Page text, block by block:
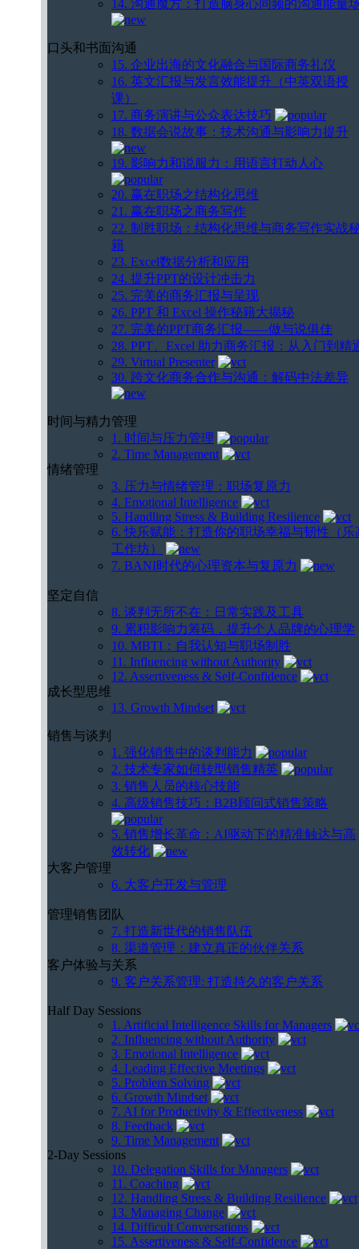
14. 沟通魔方：打造脑身心同频的沟通能量
口头和书面沟通
15. 企业出海的文化融合与国际商务礼仪
16. 英文汇报与发言效能提升（中英双语授
课）
17. 商务演讲与公众表达技巧
18. 数据会说故事：技术沟通与影响力提升
19. 影响力和说服力：用语言打动人心
20. 赢在职场之结构化思维
21. 赢在职场之商务写作
22. 制胜职场：结构化思维与商务写作实战
籍
23. Excel数据分析和应用
24. 提升PPT的设计冲击力
25. 完美的商务汇报与呈现
26. PPT 和 Excel 操作秘籍大揭秘
27. 完美的PPT商务汇报——做与说俱佳
28. PPT、Excel 助力商务汇报：从入门到精
29. Virtual Presenter
30. 跨文化商务合作与沟通：解码中法差异
时间与精力管理
1. 时间与压力管理
2. Time Management
情绪管理
3. 压力与情绪管理：职场复原力
4. Emotional Intelligence
5. Handling Stress & Building Resilience
6. 快乐赋能：打造你的职场幸福与韧性（乐
工作坊）
7. BANI时代的心理资本与复原力
坚定自信
8. 谈判无所不在：日常实践及工具
9. 累积影响力筹码，提升个人品牌的心理学
10. MBTI：自我认知与职场制胜
11. Influencing without Authority
12. Assertiveness & Self-Confidence
成长型思维
13. Growth Mindset
销售与谈判
1. 强化销售中的谈判能力
2. 技术专家如何转型销售精英
3. 销售人员的核心技能
4. 高级销售技巧：B2B顾问式销售策略
5. 销售增长革命：AI驱动下的精准触达与高
效转化
大客户管理
6. 大客户开发与管理
管理销售团队
7. 打造新世代的销售队伍
8. 渠道管理：建立真正的伙伴关系
客户体验与关系
9. 客户关系管理: 打造持久的客户关系
Half Day Sessions
1. Artificial Intelligence Skills for Managers
2. Influencing without Authority
3. Emotional Intelligence
4. Leading Effective Meetings
5. Problem Solving
6. Growth Mindset
7. AI for Productivity & Effectiveness
8. Feedback
9. Time Management
2-Day Sessions
10. Delegation Skills for Managers
11. Coaching
12. Handling Stress & Building Resilience
13. Managing Change
14. Difficult Conversations
15. Assertiveness & Self-Confidence